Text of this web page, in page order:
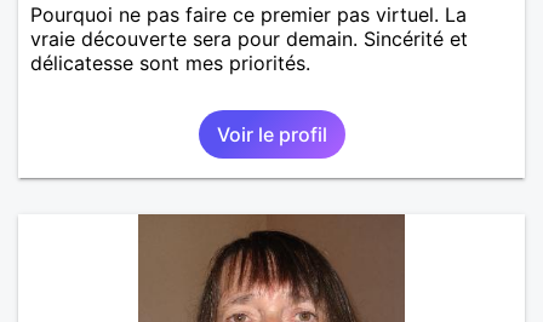
Pourquoi ne pas faire ce premier pas virtuel. La
vraie découverte sera pour demain. Sincérité et
délicatesse sont mes priorités.
Voir le profil